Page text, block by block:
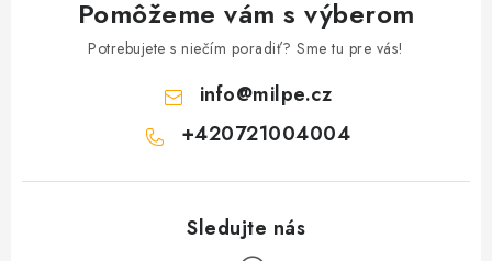
Pomôžeme vám s výberom
Potrebujete s niečím poradiť? Sme tu pre vás!
info@milpe.cz
+420721004004